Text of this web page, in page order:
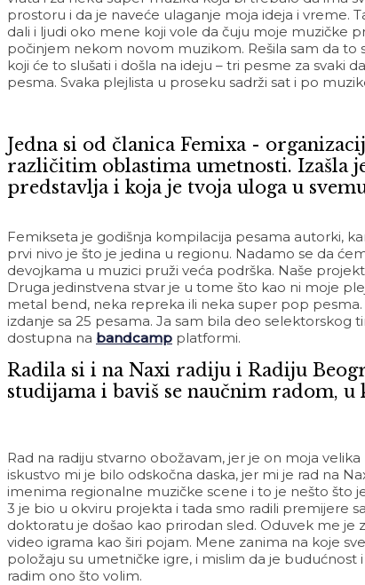
prostoru i da je naveće ulaganje moja ideja i vreme.
dali i ljudi oko mene koji vole da čuju moje muzičke
počinjem nekom novom muzikom. Rešila sam da to
koji će to slušati i došla na ideju – tri pesme za svaki
pesma. Svaka plejlista u proseku sadrži sat i po
Jedna si od članica Femixa -
različitim oblastima umetnosti. Izašla
predstavlja i koja je tvoja uloga u
Femikseta je godišnja kompilacija pesama autorki,
prvi nivo je što je jedina u regionu. Nadamo se da
devojkama u muzici pruži veća podrška. Naše
Druga jedinstvena stvar je u tome što kao ni moje
metal bend, neka repreka ili neka super pop
izdanje sa 25 pesama. Ja sam bila deo
dostupna na bandcamp platformi.
Radila si i na Naxi radiju i Radiju
studijama i baviš se naučnim radom,
Rad na radiju stvarno obožavam, jer je on moja
iskustvo mi je bilo odskočna daska, jer mi je rad na
imenima regionalne muzičke scene i to je nešto što
3 je bio u okviru projekta i tada smo radili premijere
doktoratu je došao kao prirodan sled. Oduvek me
video igrama kao širi pojam. Mene zanima na koje
položaju su umetničke igre, i mislim da je
radim ono što volim.